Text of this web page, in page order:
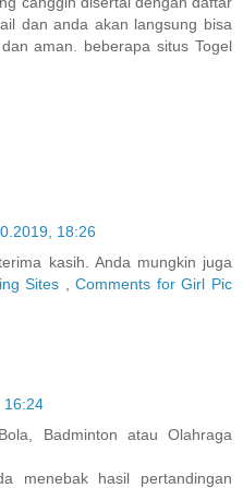
dan anda akan langsung bisa
aman. beberapa situs Togel
18:26
kasih. Anda mungkin juga
Sites ,Comments for Girl Pic
16:24
Badminton atau Olahraga
menebak hasil pertandingan